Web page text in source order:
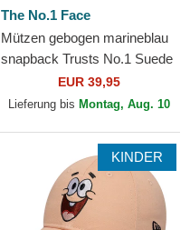
The No.1 Face
Mützen gebogen marineblau
snapback Trusts No.1 Suede
Navy White von The No.1
Face
EUR 39,95
Lieferung bis Montag, Aug. 10
KINDER